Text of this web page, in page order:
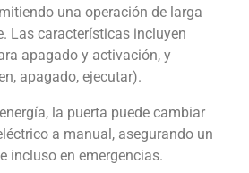
una operación de larga
Las características incluyen
apagado y activación, y
apagado, ejecutar).
la puerta puede cambiar
a manual, asegurando un
incluso en emergencias.